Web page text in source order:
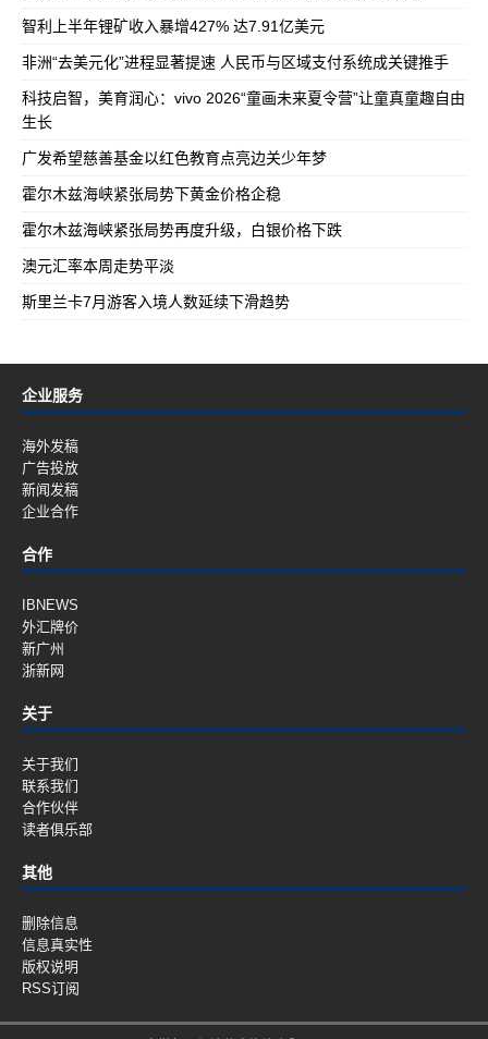
智利上半年锂矿收入暴增427% 达7.91亿美元
非洲“去美元化”进程显著提速 人民币与区域支付系统成关键推手
科技启智，美育润心：vivo 2026“童画未来夏令营”让童真童趣自由
生长
广发希望慈善基金以红色教育点亮边关少年梦
霍尔木兹海峡紧张局势下黄金价格企稳
霍尔木兹海峡紧张局势再度升级，白银价格下跌
澳元汇率本周走势平淡
斯里兰卡7月游客入境人数延续下滑趋势
企业服务
海外发稿
广告投放
新闻发稿
企业合作
合作
IBNEWS
外汇牌价
新广州
浙新网
关于
关于我们
联系我们
合作伙伴
读者俱乐部
其他
删除信息
信息真实性
版权说明
RSS订阅